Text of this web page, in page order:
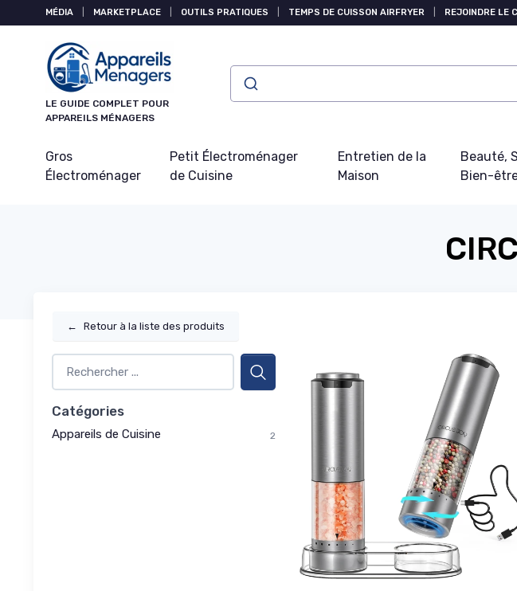
MÉDIA MARKETPLACE OUTILS PRATIQUES TEMPS DE CUISSON AIRFRYER REJOINDRE LE
LE GUIDE COMPLET POUR
APPAREILS MÉNAGERS
Gros
Électroménager
Petit Électroménager
de Cuisine
Entretien de la
Maison
Beauté,
Bien-
← Retour à la liste des produits
Catégories
Appareils de Cuisine 2
Panneau de gestion des cookies